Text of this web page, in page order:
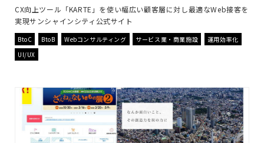
CX向上ツール「KARTE」を使い幅広い顧客層に対し最適なWeb接客を
実現サンシャインシティ公式サイト
BtoC BtoB Webコンサルティング サービス業・商業施設
運用効率化
UI/UX